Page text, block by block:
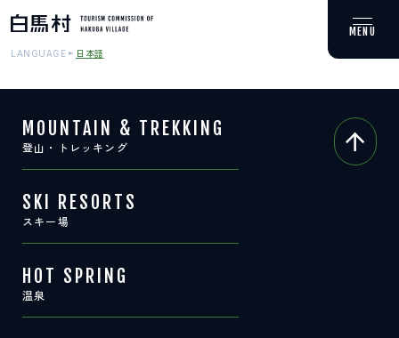
MOUNTAIN & TREKKING
SKI RESORTS
HOT SPRING
LANGUAGE 日本語
MOUNTAIN & TREKKING
登山・トレッキング
SKI RESORTS
スキー場
HOT SPRING
温泉